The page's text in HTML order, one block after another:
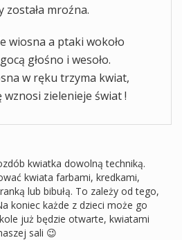
została mroźna.
wiosna a ptaki wokoło
głośno i wesoło.
w ręku trzyma kwiat,
zielenieje świat !
kwiatka dowolną techniką.
kwiata farbami, kredkami,
lub bibułą. To zależy od tego,
koniec każde z dzieci może go
już będzie otwarte, kwiatami
sali 😉